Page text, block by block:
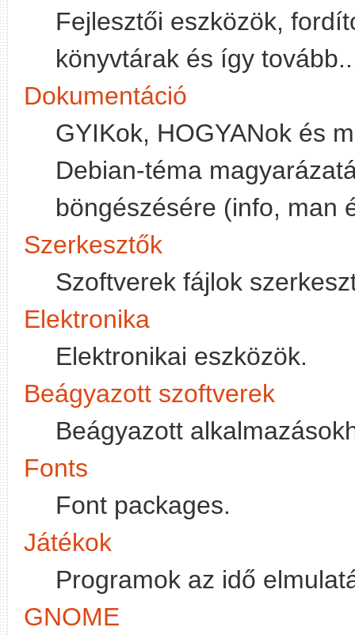
Fejlesztői eszközök,
könyvtárak és így
Dokumentáció
GYIKok, HOGYANok és
Debian-téma
böngészésére (info, man
Szerkesztők
Szoftverek fájlok
Elektronika
Elektronikai eszközök.
Beágyazott szoftverek
Beágyazott
Fonts
Font packages.
Játékok
Programok az idő
GNOME